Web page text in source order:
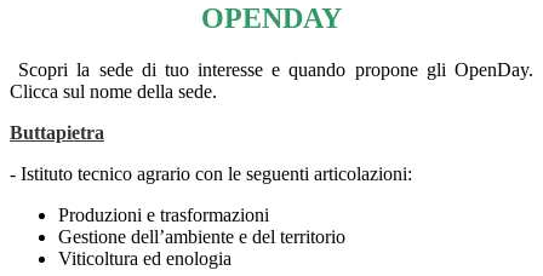
OPENDAY
Scopri la sede di tuo interesse e quando propone gli OpenDay.
Clicca sul nome della sede.
Buttapietra
- Istituto tecnico agrario con le seguenti articolazioni:
Produzioni e trasformazioni
Gestione dell’ambiente e del territorio
Viticoltura ed enologia